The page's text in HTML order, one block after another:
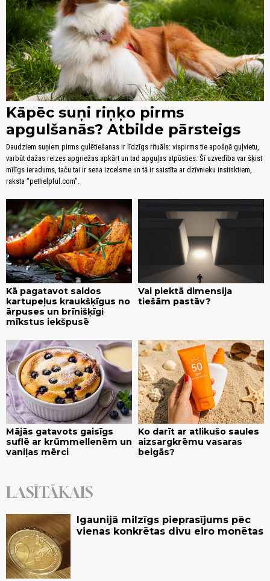
Kāpēc suņi riņķo pirms
apgulšanās? Atbilde pārsteigs
Daudziem suņiem pirms gulētiešanas ir līdzīgs rituāls: vispirms tie apošņā guļvietu,
varbūt dažas reizes apgriežas apkārt un tad apguļas atpūsties. Šī uzvedība var šķist
mīlīgs ieradums, taču tai ir sena izcelsme un tā ir saistīta ar dzīvnieku instinktiem,
raksta “pethelpful.com”.
Kā pagatavot saldos
kartupeļus kraukšķīgus no
ārpuses un brīnišķīgi
mīkstus iekšpusē
Vai piektā dimensija
tiešām pastāv?
Mājās gatavots gaisīgs
suflē ar krūmmellenēm un
vaniļas mērci
Ko darīt ar atlikušo saules
aizsargkrēmu vasaras
beigās?
LASĪTĀKAIS
Igaunijā milzīgs pieprasījums pēc
vienas konkrētas divu eiro monētas